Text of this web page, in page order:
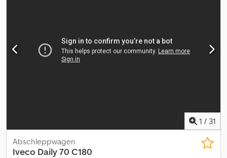
1 / 31
Abschleppwagen
Iveco Daily70 C180